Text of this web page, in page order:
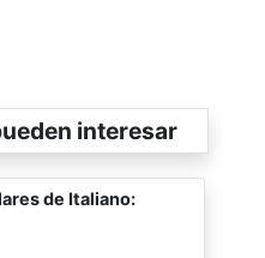
interesar
de Italiano: